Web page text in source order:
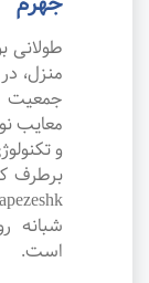
طولانی
منزل،
جمعیت
معایب
و
برطرف
شبانه
است.